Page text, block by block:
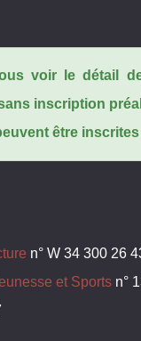
voir le détail
inscription
être
n° W 34 300 26
et Sports n°